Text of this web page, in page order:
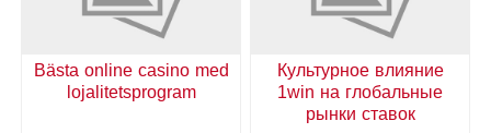
Культурное влияние
1win на глобальные
рынки ставок
Bästa online casino med
lojalitetsprogram